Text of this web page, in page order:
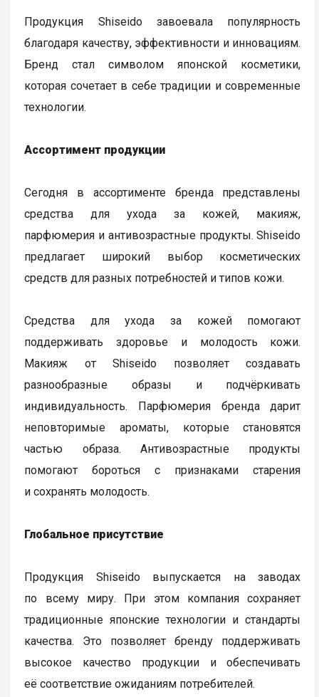
Продукция Shiseido завоевала популярность
благодаря качеству, эффективности и инновациям.
Бренд стал символом японской косметики,
которая сочетает в себе традиции и современные
технологии.
Ассортимент продукции
Сегодня в ассортименте бренда представлены
средства для ухода за кожей, макияж,
парфюмерия и антивозрастные продукты. Shiseido
предлагает широкий выбор косметических
средств для разных потребностей и типов кожи.
Средства для ухода за кожей помогают
поддерживать здоровье и молодость кожи.
Макияж от Shiseido позволяет создавать
разнообразные образы и подчёркивать
индивидуальность. Парфюмерия бренда дарит
неповторимые ароматы, которые становятся
частью образа. Антивозрастные продукты
помогают бороться с признаками старения
и сохранять молодость.
Глобальное присутствие
Продукция Shiseido выпускается на заводах
по всему миру. При этом компания сохраняет
традиционные японские технологии и стандарты
качества. Это позволяет бренду поддерживать
высокое качество продукции и обеспечивать
её соответствие ожиданиям потребителей.